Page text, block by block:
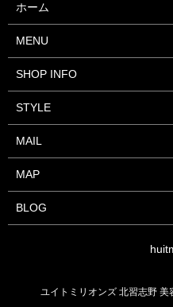
ホーム
MENU
SHOP INFO
STYLE
MAIL
MAP
BLOG
ユイトミリオンズ 北習志野